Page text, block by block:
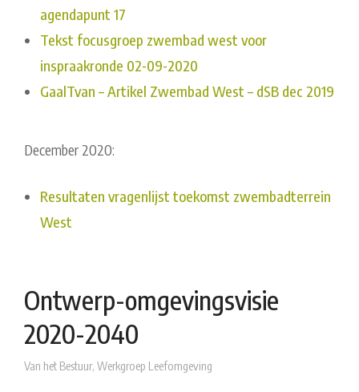
agendapunt 17
Tekst focusgroep zwembad west voor
inspraakronde 02-09-2020
GaalTvan – Artikel Zwembad West – dSB dec 2019
December 2020:
Resultaten vragenlijst toekomst zwembadterrein
West
Ontwerp-omgevingsvisie
2020-2040
Van het Bestuur, Werkgroep Leefomgeving